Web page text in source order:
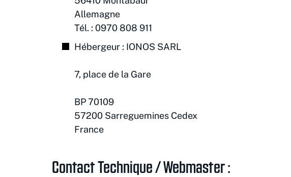
Allemagne
Tél. : 0970 808 911
Hébergeur : IONOS
7, place de la Gare
BP
57200 Sarreguemines Cedex
France
Contact Technique / Webmaster :